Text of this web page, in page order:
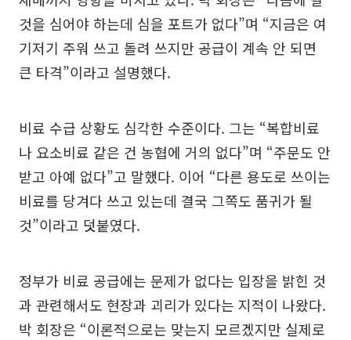
것을 심어야 하는데 심을 포트가 없다”며 “지금은 여
기저기 주워 쓰고 돌려 쓰지만 공급이 계속 안 되면
큰 타격”이라고 설명했다.
비료 수급 상황도 심각한 수준이다. 그는 “복합비료
나 요소비료 같은 건 농협에 거의 없다”며 “주문도 안
받고 아예 없다”고 말했다. 이어 “다른 용도로 쓰이는
비료를 당겨다 쓰고 있는데 결국 그쪽도 품귀가 될
것”이라고 덧붙였다.
정부가 비료 공급에는 문제가 없다는 입장을 밝힌 것
과 관련해서도 현장과 괴리가 있다는 지적이 나왔다.
박 회장은 “이론적으로는 맞는지 모르겠지만 실제로